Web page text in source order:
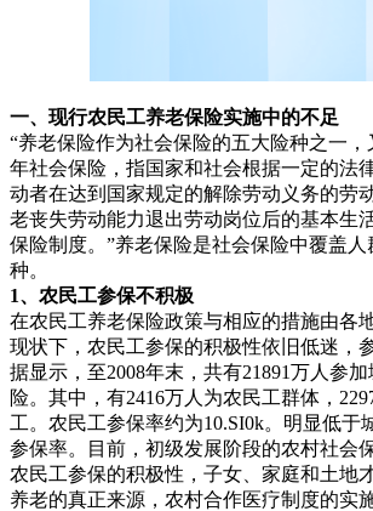
一、现行农民工养老保险实施中的不足
“养老保险作为社会保险的五大险种之一
年社会保险，指国家和社会根据一定的法
动者在达到国家规定的解除劳动义务的劳
老丧失劳动能力退出劳动岗位后的基本生
保险制度。”养老保险是社会保险中覆盖
种。
1、农民工参保不积极
在农民工养老保险政策与相应的措施由各
现状下，农民工参保的积极性依旧低迷，
据显示，至2008年末，共有21891万人参
险。其中，有2416万人为农民工群体，
工。农民工参保率约为10.SI0k。明显低于
参保率。目前，初级发展阶段的农村社会
农民工参保的积极性，子女、家庭和土地
养老的真正来源，农村合作医疗制度的实